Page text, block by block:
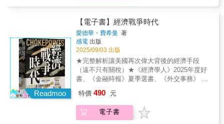
／財經專欄作家）
與公平？
觀點，教會我們抵抗短視近利的政策誘惑，理
解自由貿易與個人選擇的真正價值，也提醒我
們：真正的經濟繁榮，來自開放與信任，而非
恐懼與封鎖。本套書由「全台灣的經濟學老
師」張清溪教授導讀，譯文兼顧專業度與原作
風格，詳實呈現亞當．史密斯原著特點，為華
文世界最完整、最詳盡中文版。「上冊」收錄
國富論〈卷一〉至〈卷三〉●財富是以什麼樣的
秩序在社會各階層自然分配？●為什麼有些人只
能享有過得去的待遇，有些人卻能過著奢華的
生活？●為什麼本來可以由一人完成的工作，分
工之後才能將財富普及到下層人民？●是什麼決
定了黃金的價值？●在什麼情況下，勞動階級會
時候都需要讀亞當．史密斯的《國富論》！無
論你是學生、一般公民、創業者、政策制定
者，或是對這個世界感到迷惘的旁觀者，現
在，正是時候重新打開《國富論》，唯有理解
經濟思想的起源，我們才能更清晰地看見未
來。國家的富強，從來不是靠築牆設限、以關
稅懲罰外人，而是仰賴自由交換、分工合作與
互利貿易的力量。《國富論》讓我們認清：市
場不是零和遊戲，而是一場眾人共贏的創造過
仍依循《國富論》所提出的原則。身陷貧富日
益不均，充滿財政與貨幣幻覺的經濟變局裡，
Readmoo
【電子書】經濟戰爭時代
愛德華・費希曼 著
感電 出版
2025/09/03 出版
★完整解析讓美國再次偉大背後的經濟手段
（遠不只有關稅）★《經濟學人》2025年度好
書、《金融時報》夏季選書、《外交事務》 必
《血色大地》作者提摩希・史奈德 好評推薦歡
迎來到經濟戰爭時代——此時此刻，美元、晶
片與供應鏈，是比航空母艦更致命的武器。過
特價 490 元
電子書